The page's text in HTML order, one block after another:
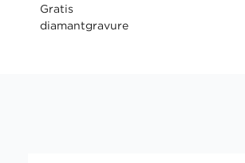
Gratis
diamantgravure